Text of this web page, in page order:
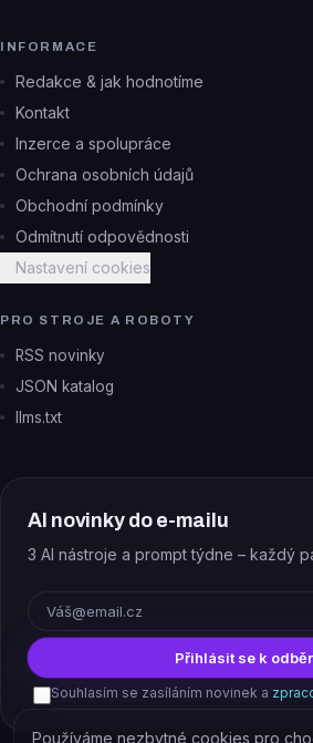
INFORMACE
Redakce & jak hodnotíme
Kontakt
Inzerce a spolupráce
Ochrana osobních údajů
Obchodní podmínky
Odmítnutí odpovědnosti
Nastavení cookies
PRO STROJE A ROBOTY
RSS novinky
JSON katalog
llms.txt
AI novinky do e-mailu
3 AI nástroje a prompt týdne – každý
Přihlásit se k
Souhlasím se zasíláním novinek a
Používáme nezbytné cookies pro